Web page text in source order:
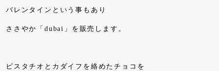
バレンタインという事もあり
ささやか「dubai」を販売します。
ピスタチオとカダイフを絡めたチョコを